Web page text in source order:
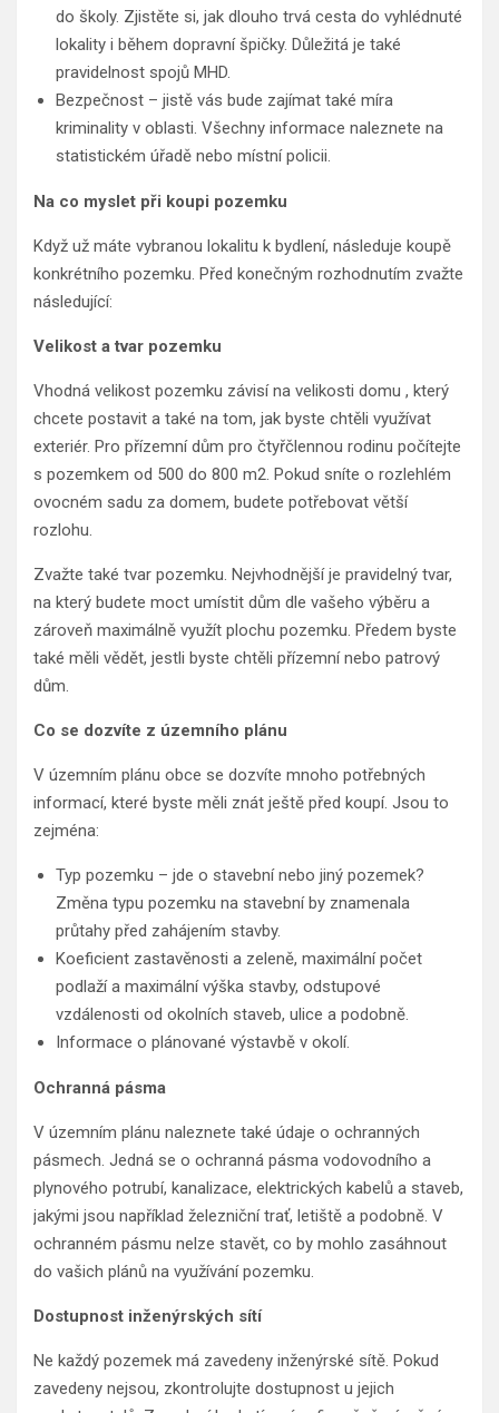
do školy. Zjistěte si, jak dlouho trvá cesta do vyhlédnuté
lokality i během dopravní špičky. Důležitá je také
pravidelnost spojů MHD.
Bezpečnost – jistě vás bude zajímat také míra
kriminality v oblasti. Všechny informace naleznete na
statistickém úřadě nebo místní policii.
Na co myslet při koupi pozemku
Když už máte vybranou lokalitu k bydlení, následuje koupě
konkrétního pozemku. Před konečným rozhodnutím zvažte
následující:
Velikost a tvar pozemku
Vhodná velikost pozemku závisí na velikosti domu , který
chcete postavit a také na tom, jak byste chtěli využívat
exteriér. Pro přízemní dům pro čtyřčlennou rodinu počítejte
s pozemkem od 500 do 800 m2. Pokud sníte o rozlehlém
ovocném sadu za domem, budete potřebovat větší
rozlohu.
Zvažte také tvar pozemku. Nejvhodnější je pravidelný tvar,
na který budete moct umístit dům dle vašeho výběru a
zároveň maximálně využít plochu pozemku. Předem byste
také měli vědět, jestli byste chtěli přízemní nebo patrový
dům.
Co se dozvíte z územního plánu
V územním plánu obce se dozvíte mnoho potřebných
informací, které byste měli znát ještě před koupí. Jsou to
zejména:
Typ pozemku – jde o stavební nebo jiný pozemek?
Změna typu pozemku na stavební by znamenala
průtahy před zahájením stavby.
Koeficient zastavěnosti a zeleně, maximální počet
podlaží a maximální výška stavby, odstupové
vzdálenosti od okolních staveb, ulice a podobně.
Informace o plánované výstavbě v okolí.
Ochranná pásma
V územním plánu naleznete také údaje o ochranných
pásmech. Jedná se o ochranná pásma vodovodního a
plynového potrubí, kanalizace, elektrických kabelů a staveb,
jakými jsou například železniční trať, letiště a podobně. V
ochranném pásmu nelze stavět, co by mohlo zasáhnout
do vašich plánů na využívání pozemku.
Dostupnost inženýrských sítí
Ne každý pozemek má zavedeny inženýrské sítě. Pokud
zavedeny nejsou, zkontrolujte dostupnost u jejich